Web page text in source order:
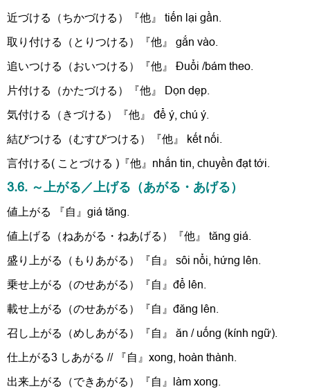
近づける（ちかづける）『他』 tiến lại gần.
取り付ける（とりつける）『他』 gắn vào.
追いつける（おいつける）『他』 Đuổi /bám theo.
片付ける（かたづける）『他』 Dọn dẹp.
気付ける（きづける）『他』 để ý, chú ý.
結びつける（むすびつける）『他』 kết nối.
言付ける( ことづける )『他』nhắn tin, chuyền đạt tới.
3.6. ～上がる／上げる（あがる・あげる）
値上がる 『自』giá tăng.
値上げる（ねあがる・ねあげる）『他』 tăng giá.
盛り上がる（もりあがる）『自』 sôi nổi, hứng lên.
乗せ上がる（のせあがる）『自』để lên.
載せ上がる（のせあがる）『自』đăng lên.
召し上がる（めしあがる）『自』 ăn / uống (kính ngữ).
仕上がる3 しあがる // 『自』xong, hoàn thành.
出来上がる（できあがる）『自』làm xong.